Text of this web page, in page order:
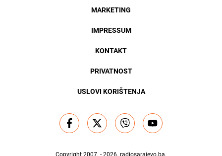
MARKETING
IMPRESSUM
KONTAKT
PRIVATNOST
USLOVI KORIŠTENJA
Copyright 2007. - 2026. radiosarajevo.ba.